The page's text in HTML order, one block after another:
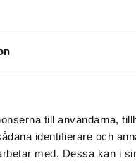
till användarna,
identifierare och
med. Dessa kan i
LÄS MER